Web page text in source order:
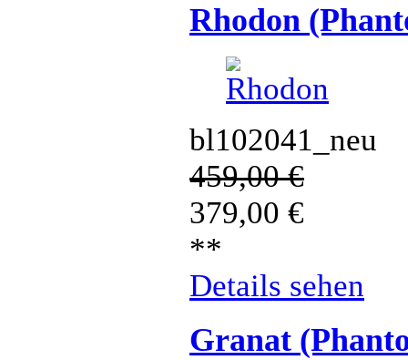
Rhodon
bl102041_neu
459,00€
379,00 €
**
Details sehen
Granat